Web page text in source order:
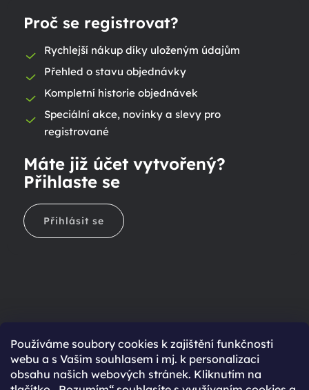
Používáme soubory cookies k zajištění funkčnosti
webu a s Vaším souhlasem i mj. k personalizaci
obsahu našich webových stránek. Kliknutím na
Proč se registrovat?
Rychlejší nákup díky uloženým údajům
Přehled o stavu objednávky
Kompletní historie objednávek
Speciální akce, novinky a slevy pro
registrované
Máte již účet vytvořený?
Přihlaste se
Přihlásit se
Ještě nemáte účet?
Rychlejší nákup díky uloženým údajům